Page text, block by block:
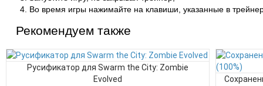
Во время игры нажимайте на клавиши, указанные в
Рекомендуем также
Русификатор для Swarm the City: Zombie
Evolved